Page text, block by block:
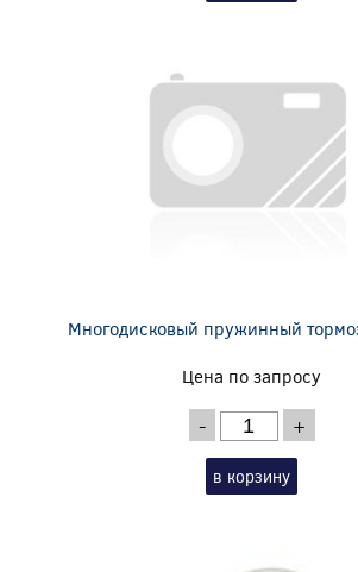
Многодисковый пружинный
Цена по запросу
- +
в корзину